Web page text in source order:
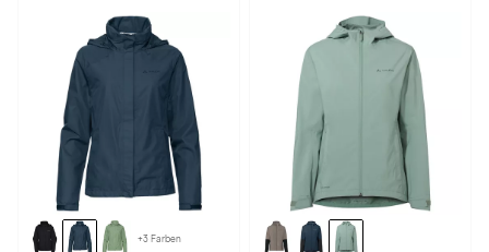
+3 Farben